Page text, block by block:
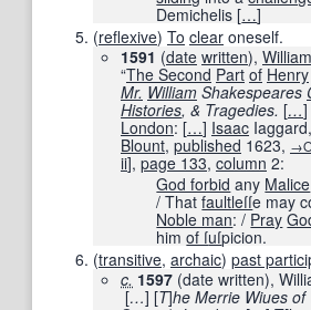
Demichelis […]
(reflexive) To clear oneself.
1591 (date written),
“The Second Part of Henry
Mr. William Shakespeares
Histories, & Tragedies. […]
London: […] Isaac
Blount, published 1623,
ii], page 133, column 2:
God forbid any Malice
/ Thatfaultleſſe may
Noble man: / Pray
himof ſuſpicion.
(transitive, archaic) past
c. 1597 (date written),
[…] [T]he Merrie Wiues of